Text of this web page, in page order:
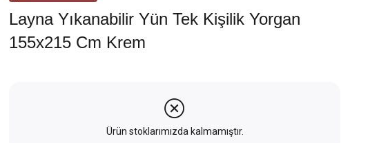
Layna Yıkanabilir Yün Tek Kişilik Yorgan
155x215 Cm Krem
Ürün stoklarımızda kalmamıştır.